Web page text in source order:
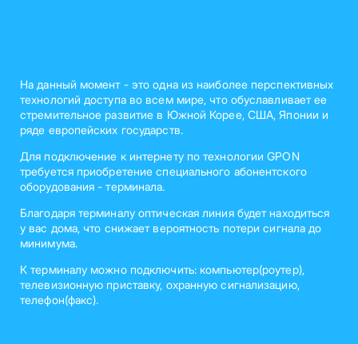
На данный момент - это одна из наиболее перспективных
технологий доступа во всем мире, что обуславливает ее
стремительное развитие в Южной Корее, США, Японии и
ряде европейских государств.
Для подключение к интернету по технологии GPON
требуется приобретение специального абонентского
оборудования - терминала.
Благодаря терминалу оптическая линия будет находиться
у вас дома, что снижает вероятность потери сигнала до
минимума.
К терминалу можно подключить: компьютер(роутер),
телевизионную приставку, охранную сигнализацию,
телефон(факс).